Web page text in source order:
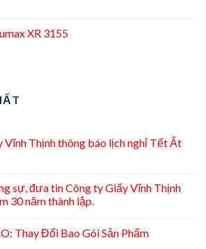
XR 3155
Vĩnh Thịnh thông báo lịch nghỉ Tết Ất
sự, đưa tin Công ty Giấy Vĩnh Thịnh
30 năm thành lập.
Thay Đổi Bao Gói Sản Phẩm